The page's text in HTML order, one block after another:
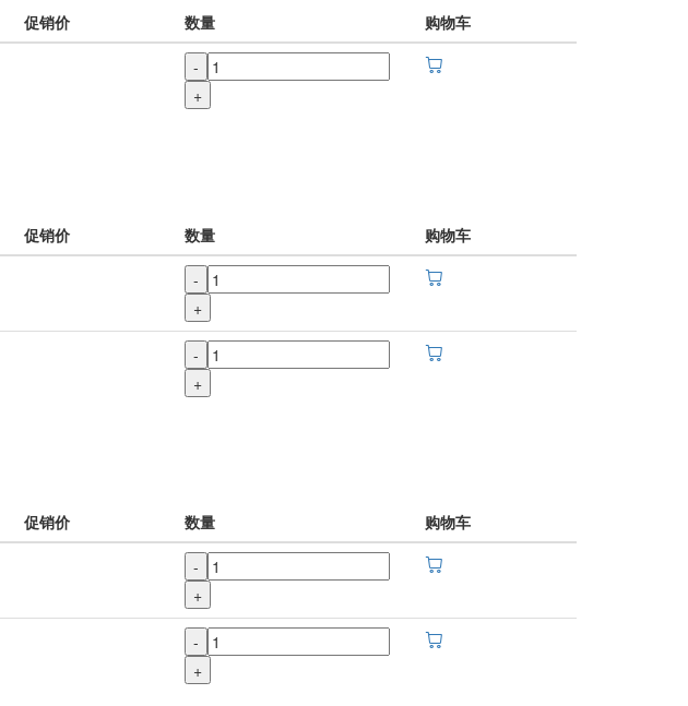
促销价 数量
购物车
-
+
促销价 数量
购物车
-
+
-
+
促销价 数量
购物车
-
+
-
+